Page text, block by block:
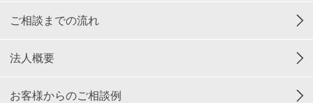
ご相談までの流れ
法人概要
お客様からのご相談例